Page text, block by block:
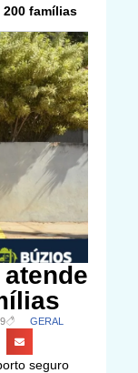
200 famílias
GERAL
seguro